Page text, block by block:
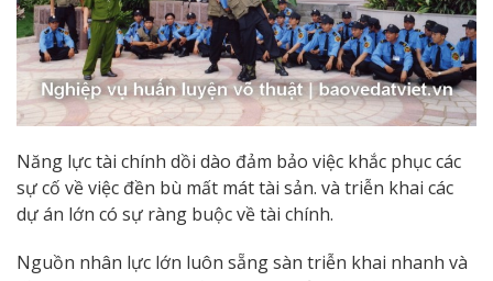
Năng lực tài chính dồi dào đảm bảo việc khắc phục các
sự cố về việc đền bù mất mát tài sản. và triễn khai các
dự án lớn có sự ràng buộc về tài chính.
Nguồn nhân lực lớn luôn sẵng sàn triễn khai nhanh và